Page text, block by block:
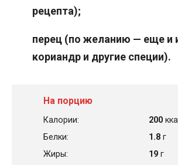
рецепта);
перец (по желанию — еще и
кориандр и другие специи).
На порцию
Калории: 200
Белки:
1.8 г
Жиры:
19 г